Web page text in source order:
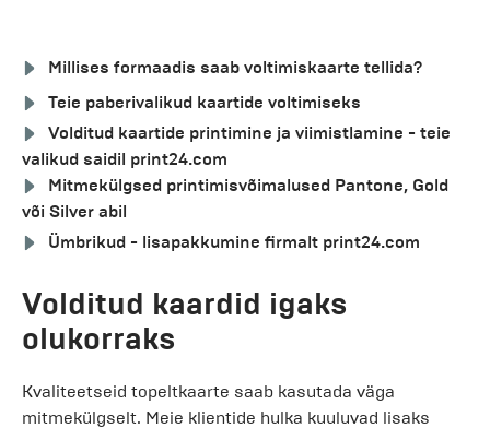
Millises formaadis saab voltimiskaarte tellida?
Teie paberivalikud kaartide voltimiseks
Volditud kaartide printimine ja viimistlamine - teie
valikud saidil print24.com
Mitmekülgsed printimisvõimalused Pantone, Gold
või Silver abil
Ümbrikud - lisapakkumine firmalt print24.com
Volditud kaardid igaks
olukorraks
Kvaliteetseid topeltkaarte saab kasutada väga
mitmekülgselt. Meie klientide hulka kuuluvad lisaks